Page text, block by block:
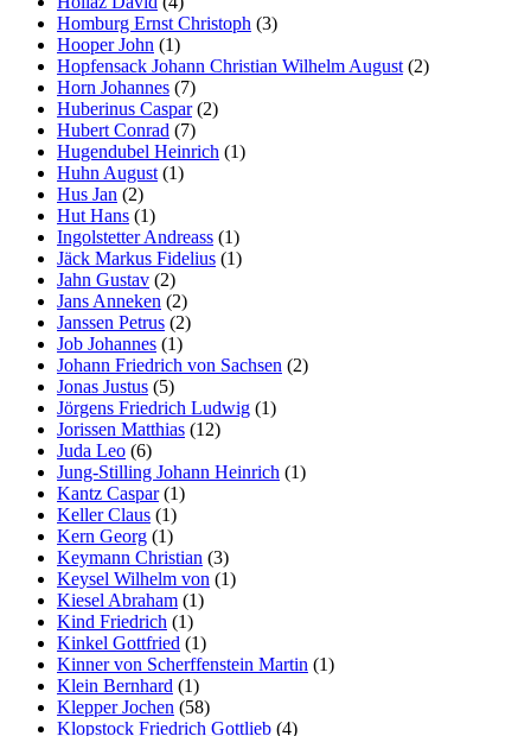
Homburg Ernst Christoph (3)
Hooper John (1)
Hopfensack Johann Christian Wilhelm August (2)
Horn Johannes (7)
Huberinus Caspar(2)
Hubert Conrad (7)
Hugendubel Heinrich (1)
Huhn August (1)
Hus Jan (2)
Hut Hans (1)
Ingolstetter Andreass (1)
Jäck Markus Fidelius (1)
Jahn Gustav (2)
Jans Anneken (2)
Janssen Petrus (2)
Job Johannes (1)
Johann Friedrich von Sachsen (2)
Jonas Justus (5)
Jörgens Friedrich Ludwig (1)
Jorissen Matthias (12)
Juda Leo (6)
Jung-Stilling Johann Heinrich (1)
Kantz Caspar(1)
Keller Claus (1)
Kern Georg (1)
Keymann Christian (3)
Keysel Wilhelm von (1)
Kiesel Abraham (1)
Kind Friedrich (1)
Kinkel Gottfried (1)
Kinner von Scherffenstein Martin (1)
Klein Bernhard (1)
Klepper Jochen (58)
Klopstock Friedrich Gottlieb (4)